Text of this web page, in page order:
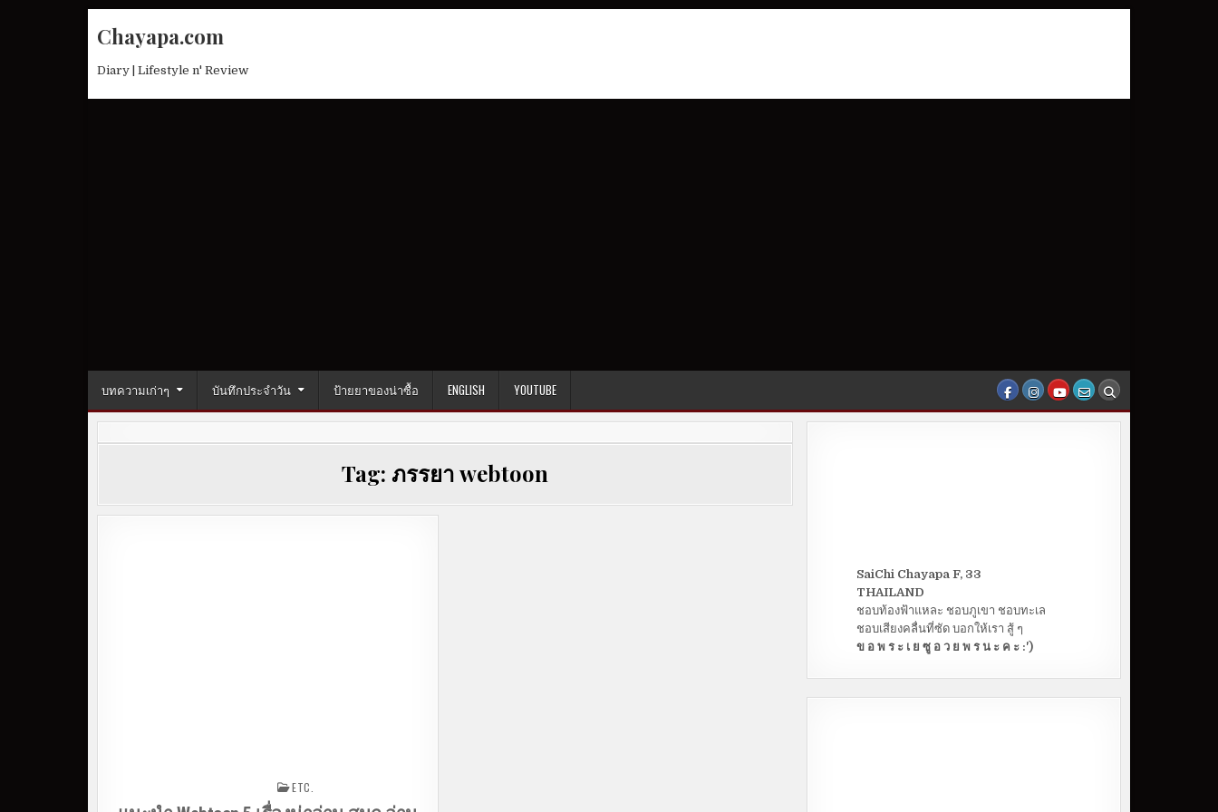
Chayapa.com
Diary | Lifestyle n' Review
บทความเก่าๆ บันทึกประจำวัน ป้ายยาของน่าซื้อ ENGLISH YOUTUBE
Tag:ภรรยา webtoon
ETC.
SaiChi Chayapa F, 33
THAILAND
ชอบท้องฟ้าแหละ ชอบภูเขา ชอบทะเล
ชอบเสียงคลื่นที่ซัด บอกให้เรา สู้ ๆ
ข อ พ ร ะ เ ย ซู อ ว ย พ ร น ะ ค ะ :')